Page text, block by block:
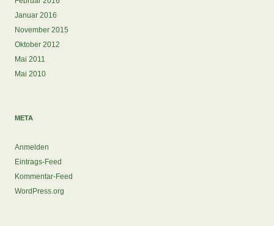
Januar 2016
November 2015
Oktober 2012
Mai 2011
Mai 2010
META
Anmelden
Eintrags-Feed
Kommentar-Feed
WordPress.org